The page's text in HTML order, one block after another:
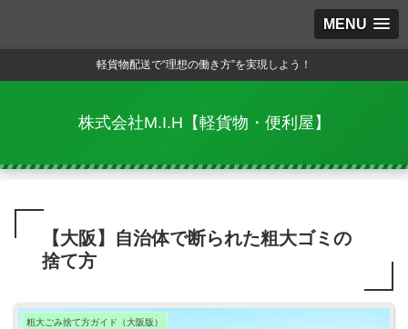
MENU
軽貨物配送で“理想の働き方”を実現しよう！
株式会社M.I.H【軽貨物・便利屋】
【大阪】自治体で断られた粗大ゴミの
捨て方
粗大ごみ捨て方ガイド（大阪版）